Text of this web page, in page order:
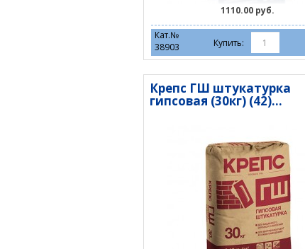
1110.00 руб.
Кат.№
38903
Купить:
Крепс ГШ штукатурка
гипсовая (30кг) (42)...